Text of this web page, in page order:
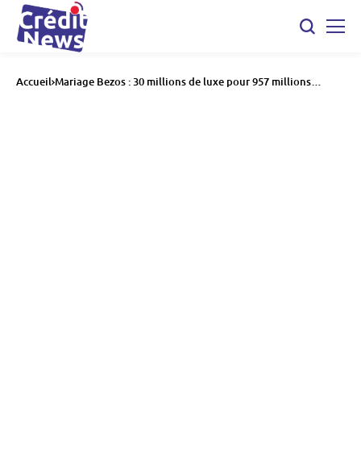
Accueil Mariage Bezos : 30 millions de luxe pour 957 millions
d’effet économique